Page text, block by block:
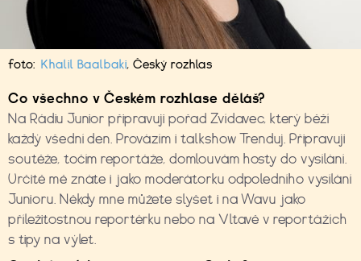
foto: Khalil Baalbaki,Český rozhlas
Co všechno v Českém rozhlase děláš?
Na Rádiu Junior připravuji pořad Zvídavec, který běží
každý všední den. Provázím i talkshow Trenduj. Připravuji
soutěže, točím reportáže, domlouvám hosty do vysílání.
Určitě mě znáte i jako moderátorku odpoledního vysílání
Junioru. Někdy mne můžete slyšet i na Wavu jako
příležitostnou reportérku nebo na Vltavě v reportážích
s tipy na výlet.